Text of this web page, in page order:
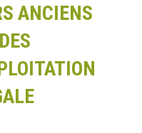
ANCIENS